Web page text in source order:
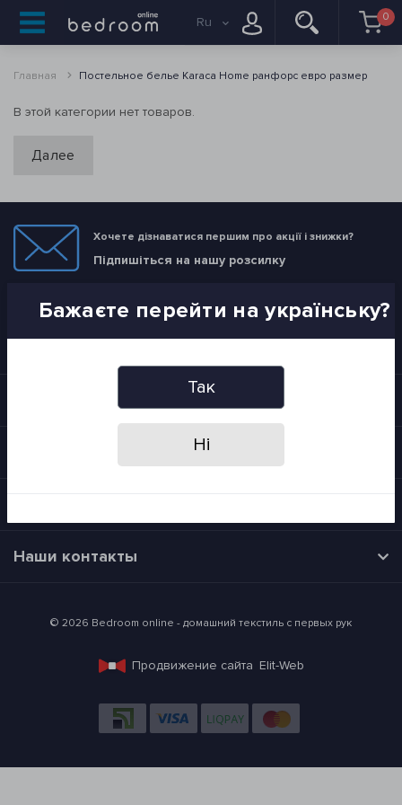
Ru 0
Главная Постельное белье Karaca Home ранфорс евро размер
В этой категории нет товаров.
Далее
Хочете дізнаватися першим про акції і знижки?
Підпишіться на нашу розсилку
ПІДПИСАТИСЯ
Наши контакты
© 2026 Bedroom online - домашний текстиль с первых рук
Продвижение сайта Elit-Web
Бажаєте перейти на українську?
Так
Ні